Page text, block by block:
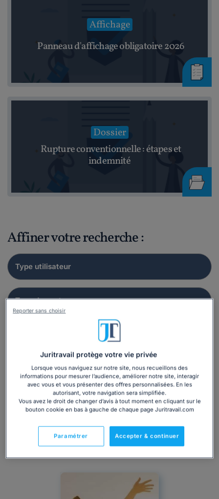
Affichage
Panneau d'affichage obligatoire 2026
Dossier
Rupture conventionnelle : étapes et
indemnité
Affiner votre recherche :
Juritravail protège votre vie privée
Lorsque vous naviguez sur notre site, nous recueillons des
informations pour mesurer l’audience, améliorer notre site, interagir
avec vous et vous présenter des offres personnalisées. En les
autorisant, votre navigation sera simplifiée.
Vous avez le droit de changer d’avis à tout moment en cliquant sur le
bouton cookie en bas à gauche de chaque page Juritravail.com
Accepter & continuer
Paramétrer
Reporter sans choisir